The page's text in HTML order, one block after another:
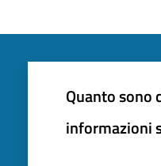
Quanto sono
informazioni